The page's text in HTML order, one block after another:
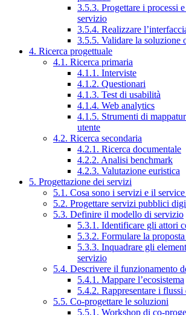
3.5.3. Progettare i processi
servizio
3.5.4. Realizzare
3.5.5. Validare la soluzione
4. Ricerca progettuale
4.1. Ricerca primaria
4.1.1. Interviste
4.1.2. Questionari
4.1.3. Test di usabilità
4.1.4. Web analytics
4.1.5. Strumenti di
utente
4.2. Ricerca secondaria
4.2.1. Ricerca documentale
4.2.2. Analisi benchmark
4.2.3. Valutazione euristica
5. Progettazione dei servizi
5.1. Cosa sono i servizi e il
5.2. Progettare servizi pubblici
5.3. Definire il modello di servizio
5.3.1. Identificare gli attori
5.3.2. Formulare la
5.3.3. Inquadrare gli
servizio
5.4. Descrivere il funzionamento
5.4.1. Mappare l’ecosistema
5.4.2. Rappresentare i
5.5. Co-progettare le soluzioni
5.5.1. Workshop di co-